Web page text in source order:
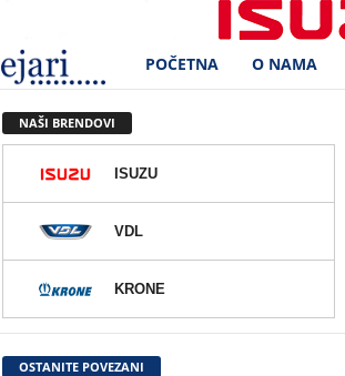
e
r
d
POČETNA O NAMA
NAŠI BRENDOVI
ISUZU
VDL
KRONE
OSTANITE POVEZANI